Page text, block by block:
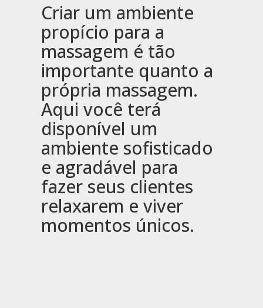
Criar um ambiente
propício para a
massagem é tão
importante quanto a
própria massagem.
Aqui você terá
disponível um
ambiente sofisticado
e agradável para
fazer seus clientes
relaxarem e viver
momentos únicos.